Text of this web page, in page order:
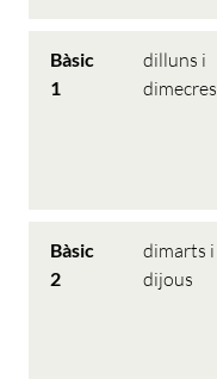
Bàsic
1
dilluns i
dimecres
Bàsic
2
dimarts i
dijous